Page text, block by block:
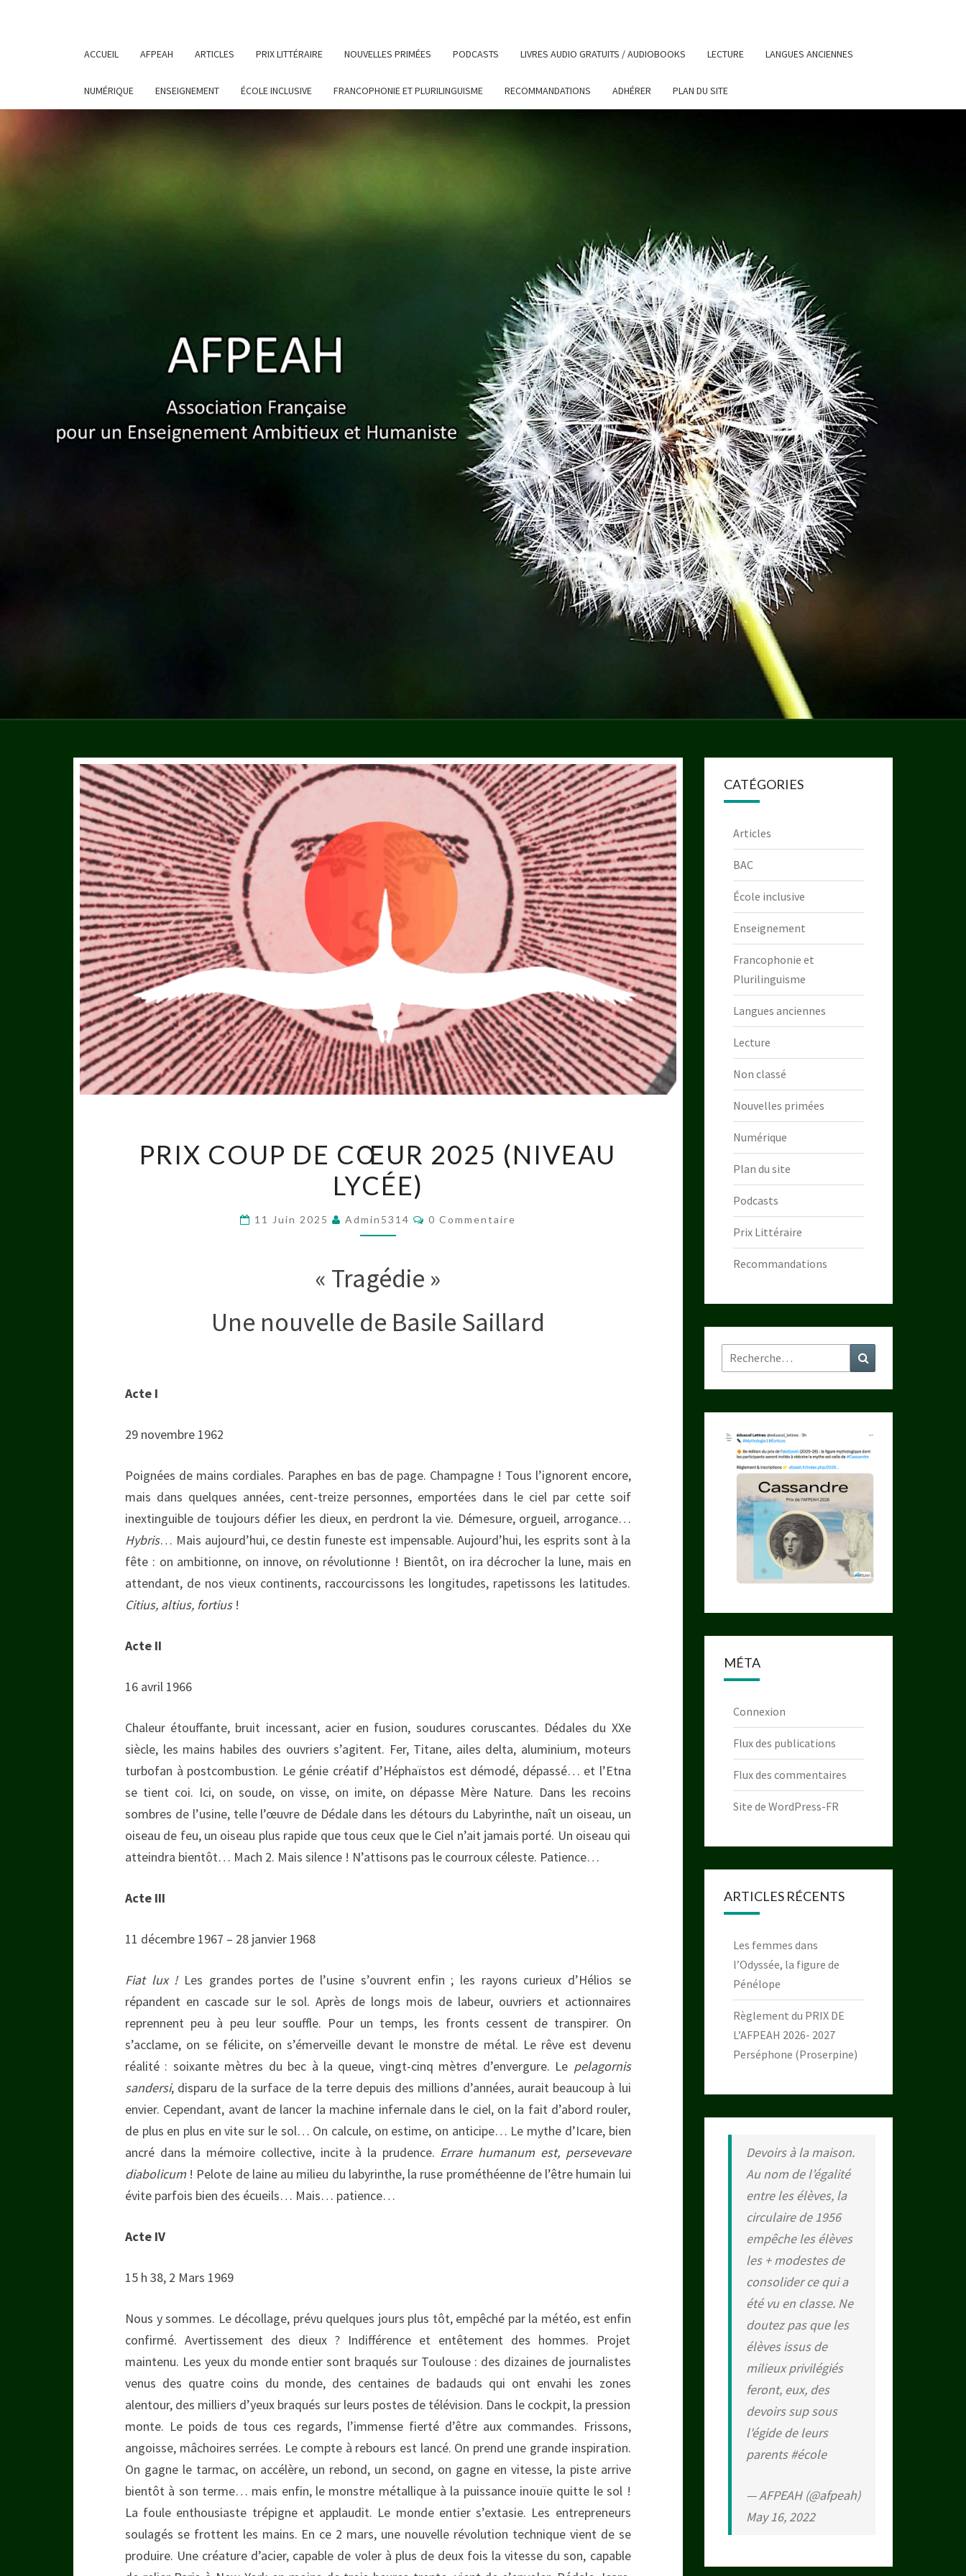
ACCUEIL AFPEAH ARTICLES PRIX LITTÉRAIRE NOUVELLES PRIMÉES PODCASTS LIVRES AUDIO GRATUITS / AUDIOBOOKS LECTURE LANGUES ANCIENNES
NUMÉRIQUE ENSEIGNEMENT ÉCOLE INCLUSIVE FRANCOPHONIE ET PLURILINGUISME RECOMMANDATIONS ADHÉRER PLAN DU SITE
Association
Française
Pour Un
Enseignement
Ambitieux Et
Humaniste
COUP
DE
CŒUR
2025
LYCÉE)
PRIX COUP DE CŒUR 2025 (NIVEAU
LYCÉE)
11 Juin 2025 Admin5314 Commentaires
0 Commentaire
« Tragédie »
Une nouvelle de Basile Saillard
Acte I
29 novembre 1962
Poignées de mains cordiales. Paraphes en bas de page. Champagne ! Tous l’ignorent encore,
mais dans quelques années, cent-treize personnes, emportées dans le ciel par cette soif
inextinguible de toujours défier les dieux, en perdront la vie. Démesure, orgueil, arrogance…
Hybris… Mais aujourd’hui, ce destin funeste est impensable. Aujourd’hui, les esprits sont à la
fête : on ambitionne, on innove, on révolutionne ! Bientôt, on ira décrocher la lune, mais en
attendant, de nos vieux continents, raccourcissons les longitudes, rapetissons les latitudes.
Citius, altius, fortius!
Acte II
16 avril 1966
Chaleur étouffante, bruit incessant, acier en fusion, soudures coruscantes. Dédales du XXe
siècle, les mains habiles des ouvriers s’agitent. Fer, Titane, ailes delta, aluminium, moteurs
turbofan à postcombustion. Le génie créatif d’Héphaïstos est démodé, dépassé… et l’Etna
se tient coi. Ici, on soude, on visse, on imite, on dépasse Mère Nature. Dans les recoins
sombres de l’usine, telle l’œuvre de Dédale dans les détours du Labyrinthe, naît un oiseau, un
oiseau de feu, un oiseau plus rapide que tous ceux que le Ciel n’ait jamais porté. Un oiseau qui
atteindra bientôt… Mach 2. Mais silence ! N’attisons pas le courroux céleste. Patience…
Acte III
11 décembre 1967 – 28 janvier 1968
Fiat lux !Les grandes portes de l’usine s’ouvrent enfin ; les rayons curieux d’Hélios se
répandent en cascade sur le sol. Après de longs mois de labeur, ouvriers et actionnaires
reprennent peu à peu leur souffle. Pour un temps, les fronts cessent de transpirer. On
s’acclame, on se félicite, on s’émerveille devant le monstre de métal. Le rêve est devenu
réalité : soixante mètres du bec à la queue, vingt-cinq mètres d’envergure. Le pelagornis
sandersi, disparu de la surface de la terre depuis des millions d’années, aurait beaucoup à lui
envier. Cependant, avant de lancer la machine infernale dans le ciel, on la fait d’abord rouler,
de plus en plus en vite sur le sol… On calcule, on estime, on anticipe… Le mythe d’Icare, bien
ancré dans la mémoire collective, incite à la prudence. Errare humanum est, persevevare
diabolicum ! Pelote de laine au milieu du labyrinthe, la ruse prométhéenne de l’être humain lui
évite parfois bien des écueils… Mais… patience…
Acte IV
15 h 38, 2 Mars 1969
Nous y sommes. Le décollage, prévu quelques jours plus tôt, empêché par la météo, est enfin
confirmé. Avertissement des dieux ? Indifférence et entêtement des hommes. Projet
maintenu. Les yeux du monde entier sont braqués sur Toulouse : des dizaines de journalistes
venus des quatre coins du monde, des centaines de badauds qui ont envahi les zones
alentour, des milliers d’yeux braqués sur leurs postes de télévision. Dans le cockpit, la pression
monte. Le poids de tous ces regards, l’immense fierté d’être aux commandes. Frissons,
angoisse, mâchoires serrées. Le compte à rebours est lancé. On prend une grande inspiration.
On gagne le tarmac, on accélère, un rebond, un second, on gagne en vitesse, la piste arrive
bientôt à son terme… mais enfin, le monstre métallique à la puissance inouïe quitte le sol !
La foule enthousiaste trépigne et applaudit. Le monde entier s’extasie. Les entrepreneurs
soulagés se frottent les mains. En ce 2 mars, une nouvelle révolution technique vient de se
produire. Une créature d’acier, capable de voler à plus de deux fois la vitesse du son, capable
CATÉGORIES
Articles
BAC
École inclusive
Enseignement
Francophonie et
Plurilinguisme
Langues anciennes
Lecture
Non classé
Nouvelles primées
Numérique
Plan du site
Podcasts
Prix Littéraire
Recommandations
Rechercher :
MÉTA
Connexion
Flux des publications
Flux des commentaires
Site de WordPress-FR
ARTICLES RÉCENTS
Les femmes dans
l’Odyssée, la figure de
Pénélope
Règlement du PRIX DE
L’AFPEAH 2026- 2027
Perséphone (Proserpine)
Devoirs à la maison.
Au nom de l’égalité
entre les élèves, la
circulaire de 1956
empêche les élèves
les + modestes de
consolider ce qui a
été vu en classe. Ne
doutez pas que les
élèves issus de
milieux privilégiés
feront, eux, des
devoirs sup sous
l'égide de leurs
parents#école
— AFPEAH (@afpeah)
May 16, 2022